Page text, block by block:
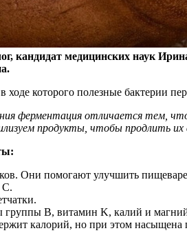
кандидат медицинских наук
которого полезные бактерии
ферментация отличается тем,
продукты, чтобы продлить их
Они помогают улучшить
B, витамин K, калий и
калорий, но при этом